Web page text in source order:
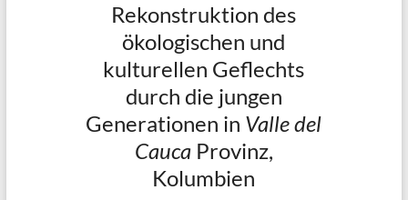
Rekonstruktion des
ökologischen und
kulturellen Geflechts
durch die jungen
Generationen in Valle del
Cauca Provinz,
Kolumbien